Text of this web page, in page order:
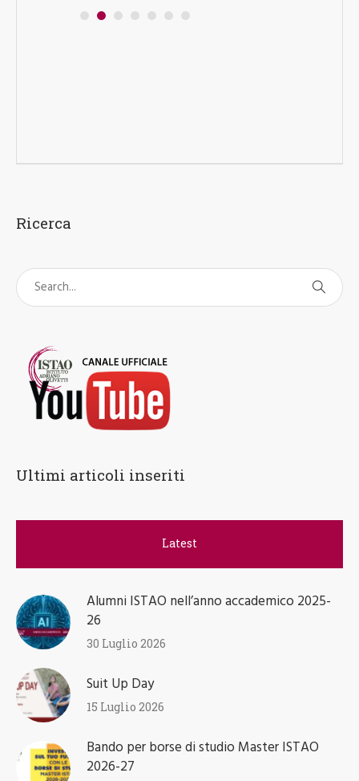
Ricerca
Ultimi articoli inseriti
Latest
Alumni ISTAO nell’anno accademico 2025-
26
30 Luglio 2026
Suit Up Day
15 Luglio 2026
Bando per borse di studio Master ISTAO
2026-27